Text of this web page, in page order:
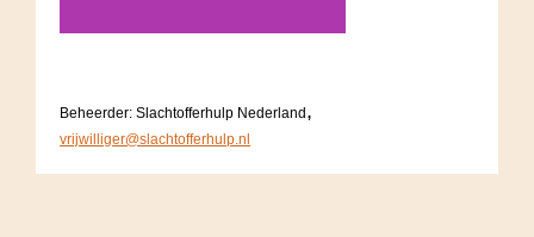
Beheerder: Slachtofferhulp Nederland,
vrijwilliger@slachtofferhulp.nl